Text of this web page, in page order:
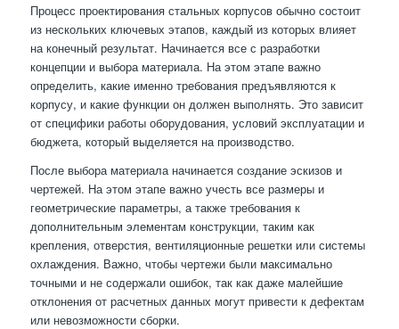
Процесс проектирования стальных корпусов обычно состоит
из нескольких ключевых этапов, каждый из которых влияет
на конечный результат. Начинается все с разработки
концепции и выбора материала. На этом этапе важно
определить, какие именно требования предъявляются к
корпусу, и какие функции он должен выполнять. Это зависит
от специфики работы оборудования, условий эксплуатации и
бюджета, который выделяется на производство.
После выбора материала начинается создание эскизов и
чертежей. На этом этапе важно учесть все размеры и
геометрические параметры, а также требования к
дополнительным элементам конструкции, таким как
крепления, отверстия, вентиляционные решетки или системы
охлаждения. Важно, чтобы чертежи были максимально
точными и не содержали ошибок, так как даже малейшие
отклонения от расчетных данных могут привести к дефектам
или невозможности сборки.